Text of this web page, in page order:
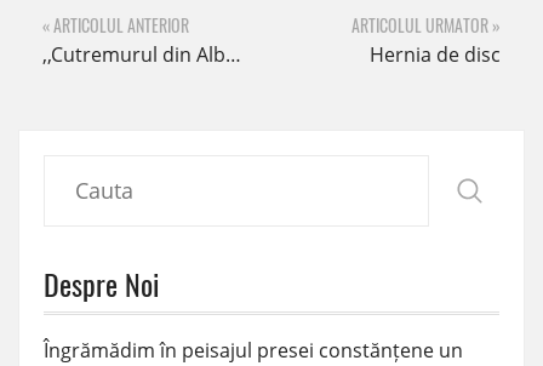
« ARTICOLUL ANTERIOR
,,Cutremurul din Albania este o tragedie prea mare pentru o țară atât de mică.” – Marsida Bejko Moșnianu – inițiator campanie ,,Cutremur Albania”
ARTICOLUL URMATOR »
Hernia de disc
Despre Noi
Îngrămădim în peisajul presei constănțene un